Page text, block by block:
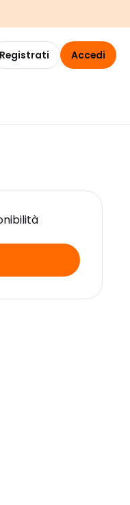
Registrati Accedi